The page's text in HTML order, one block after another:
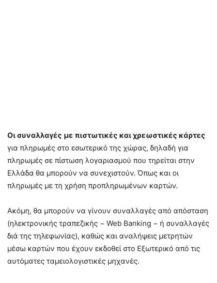
Οι συναλλαγές με πιστωτικές και χρεωστικές κάρτες
για πληρωμές στο εσωτερικό της χώρας, δηλαδή για
πληρωμές σε πίστωση λογαριασμού που τηρείται στην
Ελλάδα θα μπορούν να συνεχιστούν. Όπως και οι
πληρωμές με τη χρήση προπληρωμένων καρτών.
Ακόμη, θα μπορούν να γίνουν συναλλαγές από απόσταση
(ηλεκτρονικής τραπεζικής − Web Banking − ή συναλλαγές
διά της τηλεφωνίας), καθώς και αναλήψεις μετρητών
μέσω καρτών που έχουν εκδοθεί στο Εξωτερικό από τις
αυτόματες ταμειολογιστικές μηχανές.